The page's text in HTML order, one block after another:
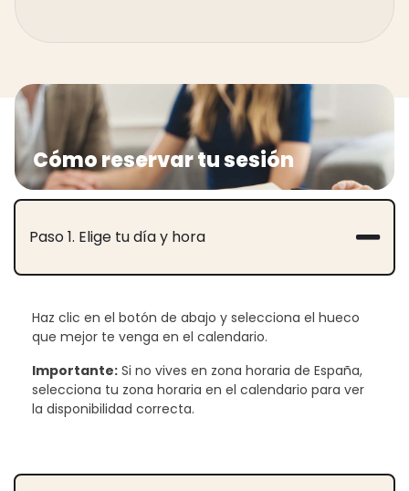
Cómo reservar tu sesión
Paso 1. Elige tu día y hora
Haz clic en el botón de abajo y selecciona el hueco
que mejor te venga en el calendario.
Importante: Si no vives en zona horaria de España,
selecciona tu zona horaria en el calendario para ver
la disponibilidad correcta.